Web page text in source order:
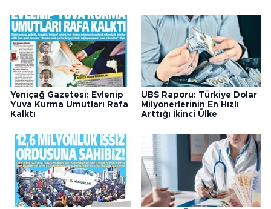
Yeniçağ Gazetesi: Evlenip
Yuva Kurma Umutları Rafa
Kalktı
UBS Raporu: Türkiye Dolar
Milyonerlerinin En Hızlı
Arttığı İkinci Ülke